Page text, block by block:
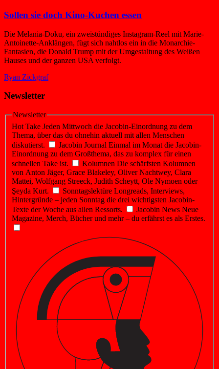
Sollen sie doch Kino-Kuchen essen
Die Melania-Doku, ein zweistündiges Instagram-Reel mit Marie-
Antoinette-Anklängen, fügt sich nahtlos ein in die Monarchie-
Fantasien, die Donald Trump mit der Umgestaltung des Weißen
Hauses und der ganzen USA verfolgt.
Ryan Zickgraf
Newsletter
Newsletter
Hot Take Jeden Mittwoch die Jacobin-Einordnung zu dem
Thema, über das du ohnehin aktuell mit allen Menschen
diskutierst.
Jacobin Journal Einmal im Monat die Jacobin-
Einordnung zu dem Großthema, das zu komplex für einen
schnellen Take ist.
Kolumnen Die schärfsten Kolumnen
von Anton Jäger, Grace Blakeley, Oliver Nachtwey, Clara
Mattei, Wolfgang Streeck, Judith Scheytt, Ole Nymoen oder
Şeyda Kurt.
Sonntagslektüre Longreads, Interviews,
Hintergründe – jeden Sonntag die drei wichtigsten Jacobin-
Texte der Woche aus allen Ressorts.
Jacobin News Neue
Magazine, Merch, Bücher und mehr – du erfährst es als Erstes.